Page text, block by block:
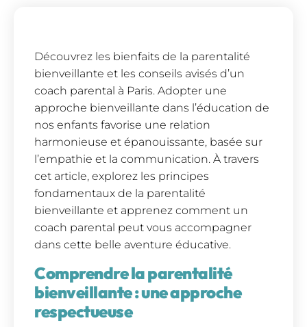
Découvrez les bienfaits de la parentalité
bienveillante et les conseils avisés d’un
coach parental à Paris. Adopter une
approche bienveillante dans l’éducation de
nos enfants favorise une relation
harmonieuse et épanouissante, basée sur
l’empathie et la communication. À travers
cet article, explorez les principes
fondamentaux de la parentalité
bienveillante et apprenez comment un
coach parental peut vous accompagner
dans cette belle aventure éducative.
Comprendre la parentalité
bienveillante : une approche
respectueuse